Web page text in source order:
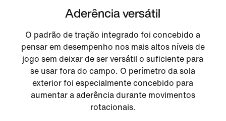
Aderência versátil
O padrão de tração integrado foi concebido a
pensar em desempenho nos mais altos níveis de
jogo sem deixar de ser versátil o suficiente para
se usar fora do campo. O perímetro da sola
exterior foi especialmente concebido para
aumentar a aderência durante movimentos
rotacionais.